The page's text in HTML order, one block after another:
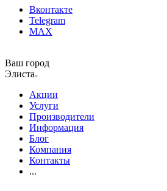
Вконтакте
Telegram
MAX
Ваш город
Элиста
Акции
Услуги
Производители
Информация
Блог
Компания
Контакты
...